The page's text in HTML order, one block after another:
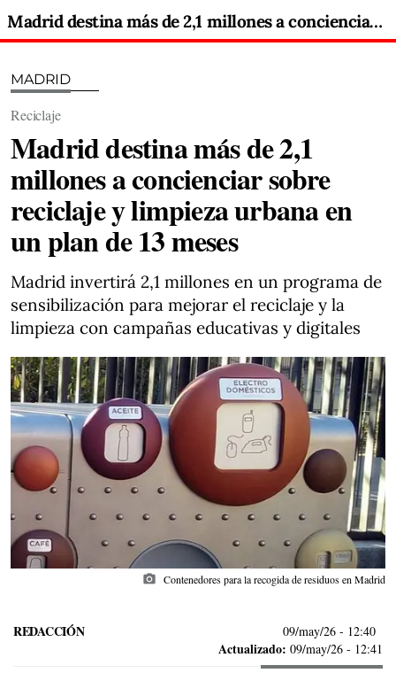
Madrid destina más de 2,1 millones a concienciar sobre reciclaje y limpieza urbana en un plan de 13 meses
MADRID
Reciclaje
Madrid destina más de 2,1
millones a concienciar sobre
reciclaje y limpieza urbana en
un plan de 13 meses
Madrid invertirá 2,1 millones en un programa de
sensibilización para mejorar el reciclaje y la
limpieza con campañas educativas y digitales
photo_camera Contenedores para la recogida de residuos en Madrid
REDACCIÓN 09/may/26 - 12:40
Actualizado: 09/may/26 - 12:41